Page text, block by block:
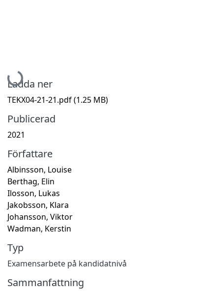
Hämtar...
Ladda ner
TEKX04-21-21.pdf(1.25 MB)
Publicerad
2021
Författare
Albinsson, Louise
Berthag, Elin
Ilosson, Lukas
Jakobsson, Klara
Johansson, Viktor
Wadman, Kerstin
Typ
Examensarbete på kandidatnivå
Sammanfattning